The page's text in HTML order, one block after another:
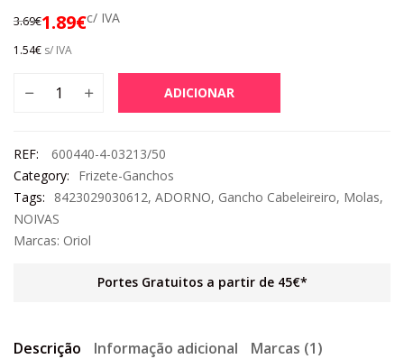
3.69€1.89€c/ IVA
1.54€ s/ IVA
ADICIONAR
REF:
600440-4-03213/50
Category:
Frizete-Ganchos
Tags:
8423029030612, ADORNO, Gancho Cabeleireiro, Molas,
NOIVAS
Marcas: Oriol
Portes Gratuitos a partir de 45€*
Descrição Informação adicional Marcas (1)